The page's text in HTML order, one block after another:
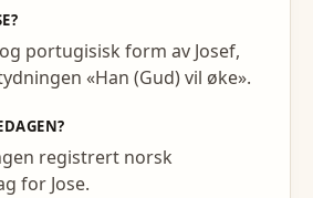
?
portugisisk form av Josef,
«Han (Gud) vil øke».
registrert norsk
for Jose.